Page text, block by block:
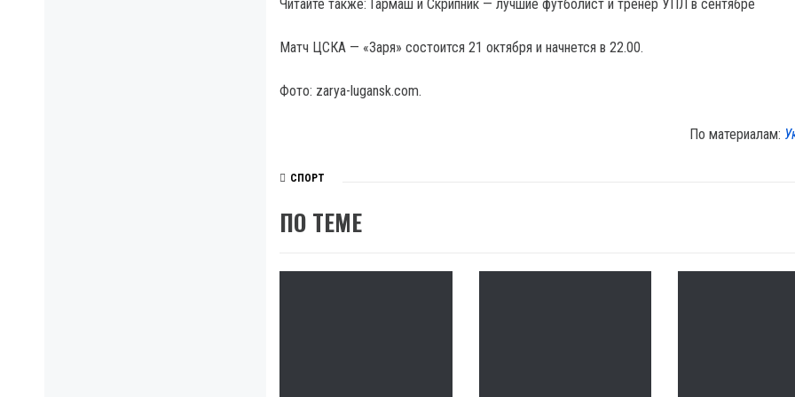
Читайте также: Гармаш и Скрипник — лучшие футболист и тренер УПЛ в сентябре
Матч ЦСКА — «Заря» состоится 21 октября и начнется в 22.00.
Фото: zarya-lugansk.com.
По материалам:
СПОРТ
ПО ТЕМЕ